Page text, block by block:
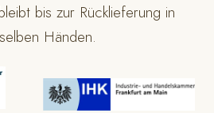
bis zur Rücklieferung in
Händen.